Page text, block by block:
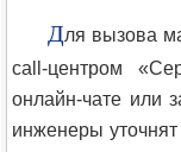
Для вызова
call-центром
онлайн-чате или
инженеры